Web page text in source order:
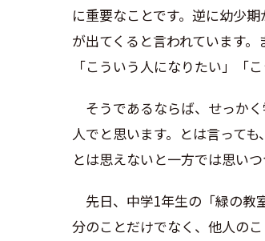
に重要なことです。逆に幼少
が出てくると言われています
「こういう人になりたい」「
そうであるならば、せっか
人でと思います。とは言って
とは思えないと一方では思い
先日、中学1年生の「緑の教
分のことだけでなく、他人の